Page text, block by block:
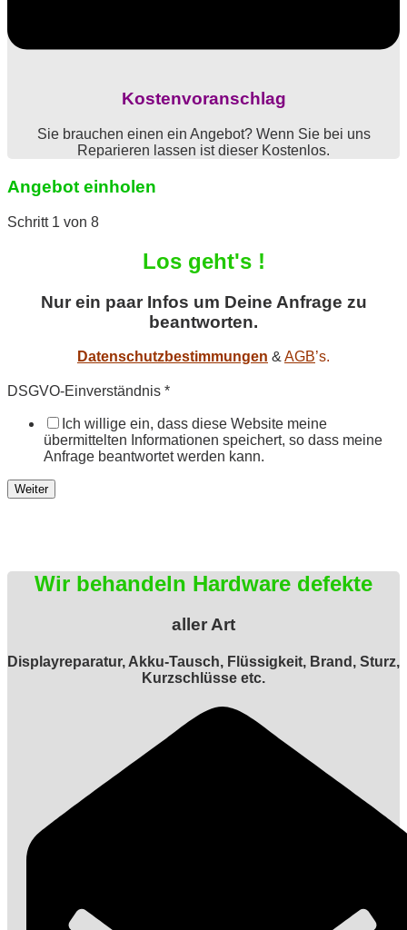
Kostenvoranschlag
Sie brauchen einen ein Angebot? Wenn Sie bei uns
Reparieren lassen ist dieser Kostenlos.
Angebot einholen
Schritt 1 von 8
Los geht's !
Nur ein paar Infos um Deine Anfrage zu
beantworten.
Datenschutzbestimmungen & AGB’s.
DSGVO-Einverständnis *
Ich willige ein, dass diese Website meine
übermittelten Informationen speichert, so dass meine
Anfrage beantwortet werden kann.
Weiter
Wir behandeln Hardware defekte
aller Art
Displayreparatur, Akku-Tausch, Flüssigkeit, Brand, Sturz,
Kurzschlüsse etc.